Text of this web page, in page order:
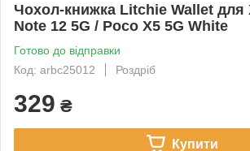
Чохол-книжка Litchie Wallet для
Note 12 5G / Poco X5 5G White
Готово до відправки
Код: arbc25012
Роздріб
329 ₴
Купити